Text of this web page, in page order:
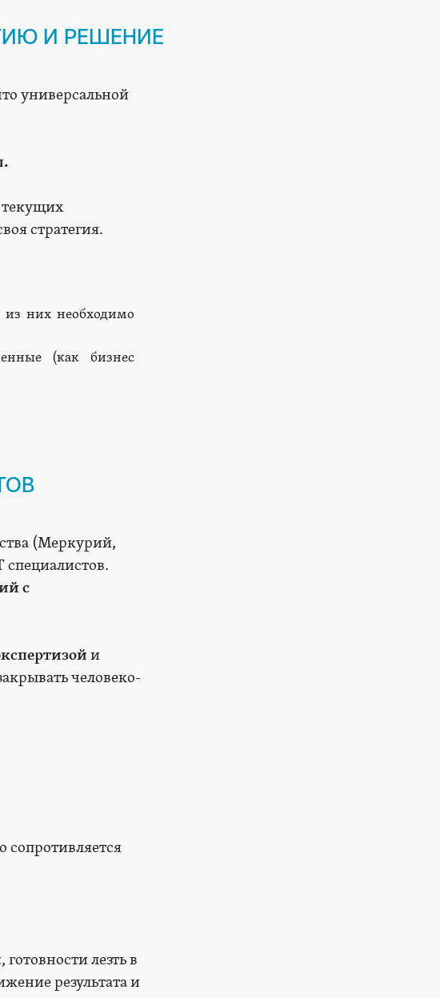
И РЕШЕНИЕ
универсальной
текущих
стратегия.
из них необходимо
(как бизнес
(Меркурий,
с
и
человеко-
сопротивляется
лезть в
результата и